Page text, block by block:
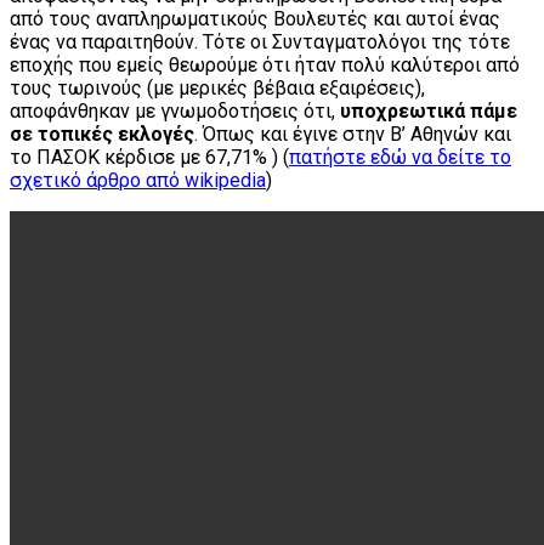
από τους αναπληρωματικούς Βουλευτές και αυτοί ένας
ένας να παραιτηθούν. Τότε οι Συνταγματολόγοι της τότε
εποχής που εμείς θεωρούμε ότι ήταν πολύ καλύτεροι από
τους τωρινούς (με μερικές βέβαια εξαιρέσεις),
αποφάνθηκαν με γνωμοδοτήσεις ότι, υποχρεωτικά πάμε
σε τοπικές εκλογές. Όπως και έγινε στην Β’ Αθηνών και
το ΠΑΣΟΚ κέρδισε με 67,71% ) (πατήστε εδώ να δείτε το
σχετικό άρθρο από wikipedia)